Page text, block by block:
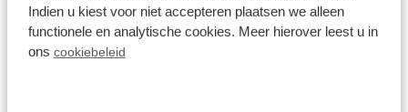
Indien u kiest voor niet accepteren plaatsen we alleen
functionele en analytische cookies. Meer hierover leest u in
ons cookiebeleid